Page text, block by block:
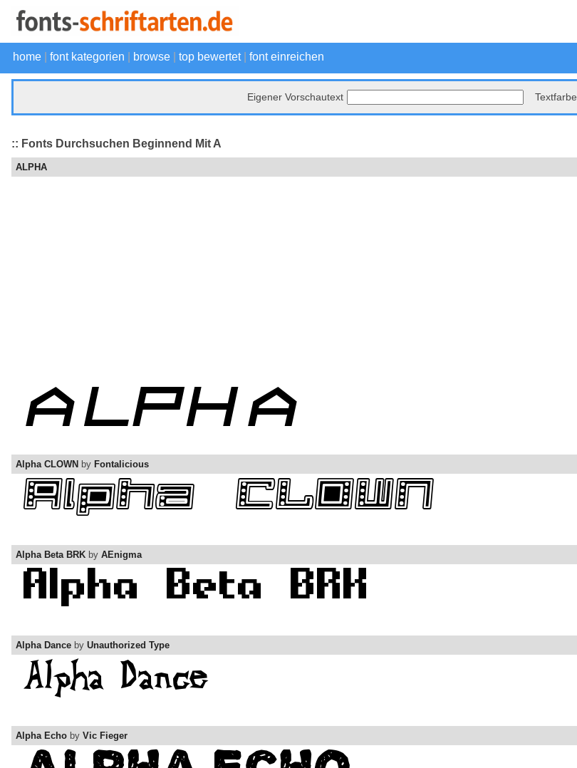
home font kategorien browse top bewertet| font einreichen
Eigener Vorschautext Textfarbe
:: Fonts Durchsuchen Beginnend Mit A
ALPHA
Alpha CLOWN by Fontalicious
Alpha Beta BRK by AEnigma
Alpha Dance by Unauthorized Type
Alpha Echo by Vic Fieger